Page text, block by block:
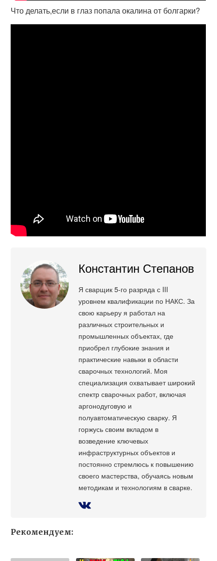
Что делать,если в глаз попала окалина от болгарки?
Константин Степанов
Я сварщик 5-го разряда с III
уровнем квалификации по НАКС. За
свою карьеру я работал на
различных строительных и
промышленных объектах, где
приобрел глубокие знания и
практические навыки в области
сварочных технологий. Моя
специализация охватывает широкий
спектр сварочных работ, включая
аргонодуговую и
полуавтоматическую сварку. Я
горжусь своим вкладом в
возведение ключевых
инфраструктурных объектов и
постоянно стремлюсь к повышению
своего мастерства, обучаясь новым
методикам и технологиям в сварке.
Рекомендуем: